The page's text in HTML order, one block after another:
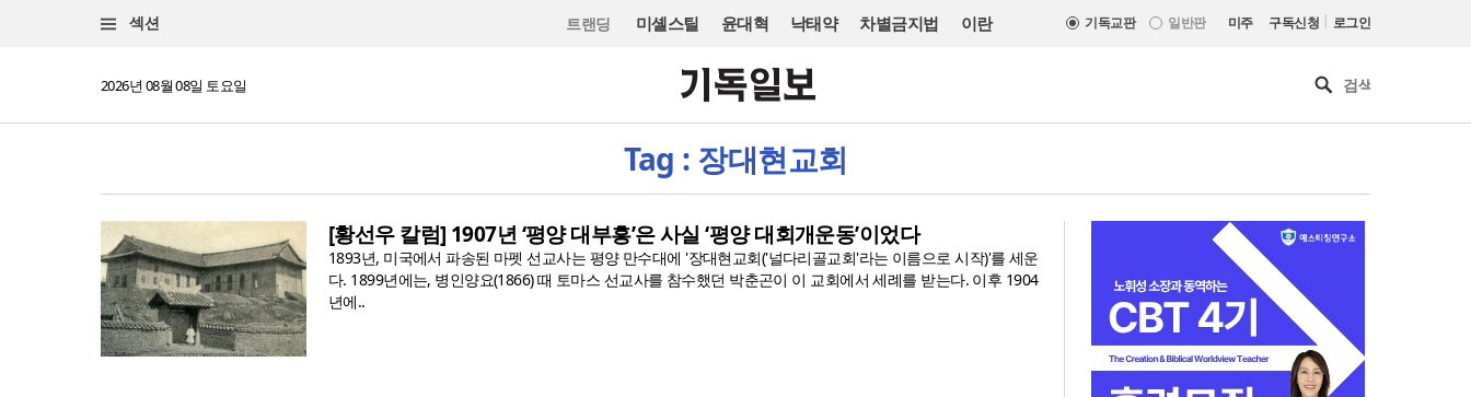
섹션 트랜딩 미셸스틸 윤대혁 낙태약 차별금지법 이란 기독교판 일반판 미주 구독신청 | 로그인
2026년 08월 08일 토요일
Tag : 장대현교회
[황선우 칼럼] 1907년 ‘평양 대부흥’은 사실 ‘평양 대회개운동’이었다
1893년, 미국에서 파송된 마펫 선교사는 평양 만수대에 '장대현교회('널다리골교회'라는 이름으로 시작)'를 세운
다. 1899년에는, 병인양요(1866) 때 토마스 선교사를 참수했던 박춘곤이 이 교회에서 세례를 받는다. 이후 1904
년에..